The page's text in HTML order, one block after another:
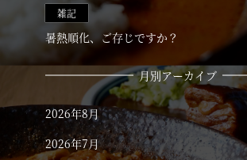
INSTAGRAM
雑記
暑熱順化、ご存じですか？
月別アーカイブ
2026年8月
2026年7月